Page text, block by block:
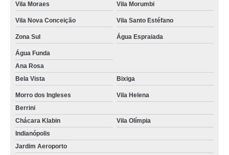
Vila Moraes Vila Morumbi
Vila Nova Conceição Vila Santo Estéfano
Zona Sul Água Espraiada
Água Funda
Ana Rosa
Bela Vista
Bixiga
Morro dos Ingleses
Vila Helena
Berrini
Chácara Klabin
Vila Olímpia
Indianópolis
Jardim Aeroporto